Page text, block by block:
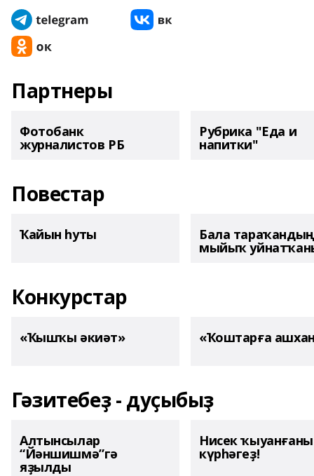
Партнеры
Фотобанк
журналистов РБ
Рубрика "Еда и
напитки"
Повестар
Ҡайын һуты Бала тараҡандың
мыйыҡ
Конкурстар
«Ҡышҡы әкиәт» «Ҡоштарға
Гәзитебеҙ - дуҫыбыҙ
Алтынсылар
“Йәншишмә”гә
яҙылды
Нисек
күрһәгеҙ!